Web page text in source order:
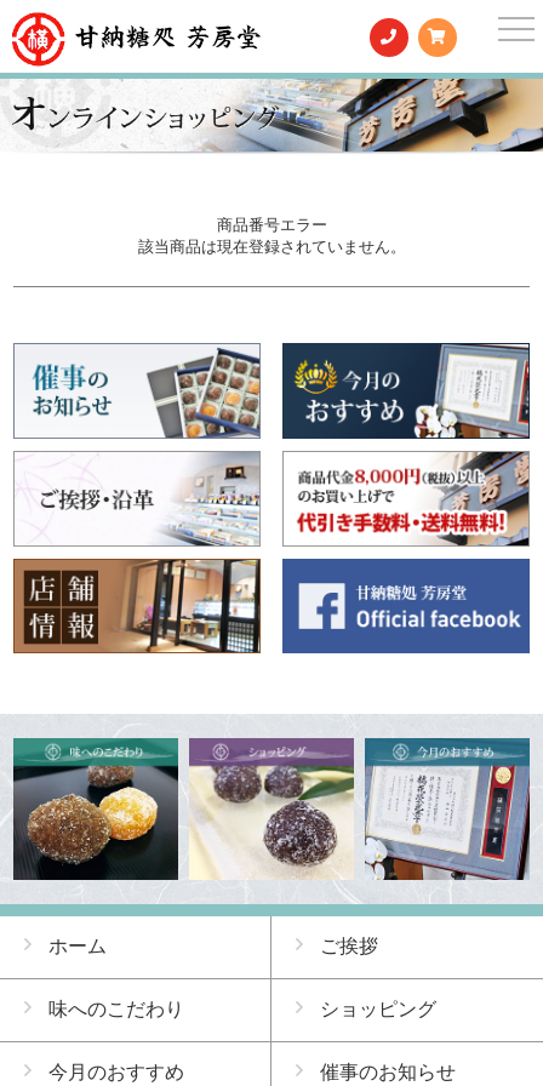
商品番号エラー
該当商品は現在登録されていません。
ホーム ご挨拶
味へのこだわり ショッピング
今月のおすすめ 催事のお知らせ